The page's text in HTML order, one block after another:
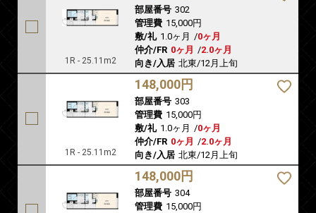
1R - 25.11m2
部屋番号 302
管理費 15,000円
敷/礼 1.0ヶ月 /0ヶ月
仲介/FR 0ヶ月 /2.0ヶ月
向き/入居 北東/12月上旬
1R - 25.11m2
148,000円
部屋番号 303
管理費 15,000円
敷/礼 1.0ヶ月 /0ヶ月
仲介/FR 0ヶ月 /2.0ヶ月
向き/入居 北東/12月上旬
148,000円
部屋番号 304
管理費 15,000円